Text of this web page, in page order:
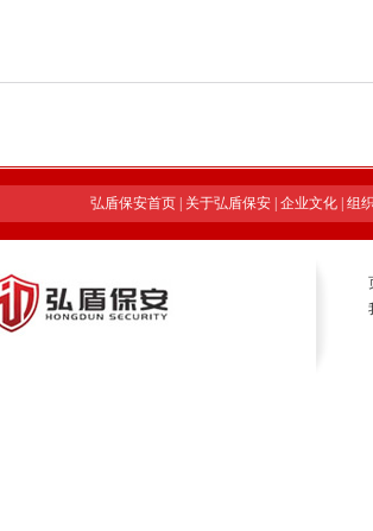
弘盾保安首页| 关于弘盾保安| 企业文化| 组